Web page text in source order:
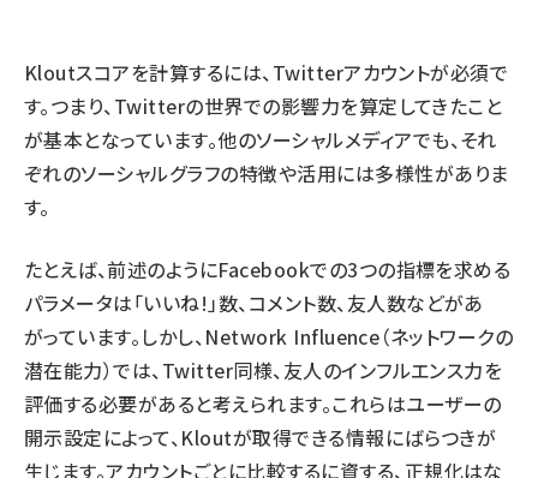
Kloutスコアを計算するには、Twitterアカウントが必須で
す。つまり、Twitterの世界での影響力を算定してきたこと
が基本となっています。他のソーシャルメディアでも、それ
ぞれのソーシャルグラフの特徴や活用には多様性がありま
す。
たとえば、前述のようにFacebookでの3つの指標を求める
パラメータは「いいね!」数、コメント数、友人数などがあ
がっています。しかし、Network Influence（ネットワークの
潜在能力）では、Twitter同様、友人のインフルエンス力を
評価する必要があると考えられます。これらはユーザーの
開示設定によって、Kloutが取得できる情報にばらつきが
生じます。アカウントごとに比較するに資する、正規化はな